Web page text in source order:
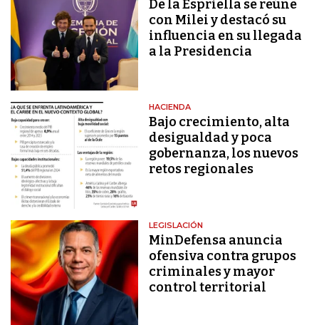
De la Espriella se reúne
con Milei y destacó su
influencia en su llegada
a la Presidencia
HACIENDA
Bajo crecimiento, alta
desigualdad y poca
gobernanza, los nuevos
retos regionales
LEGISLACIÓN
MinDefensa anuncia
ofensiva contra grupos
criminales y mayor
control territorial